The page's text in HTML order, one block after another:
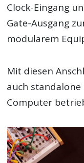
Clock-Eingang
Gate-Ausgang
modularem
Mit diesen
auch
Computer